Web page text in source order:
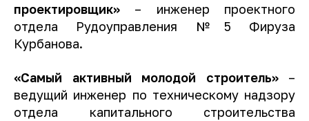
проектировщик» – инженер проектного
отдела Рудоуправления №5 Фируза
Курбанова.
«Самый активный молодой строитель»–
ведущий инженер по техническому надзору
отдела капитального строительства